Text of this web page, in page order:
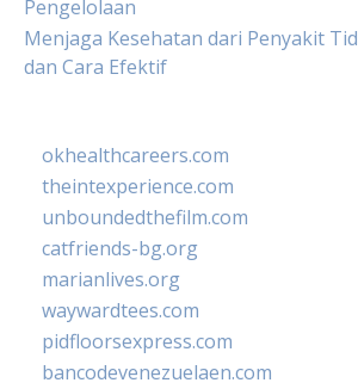
Pengelolaan
Menjaga Kesehatan dari Penyakit
dan Cara Efektif
okhealthcareers.com
theintexperience.com
unboundedthefilm.com
catfriends-bg.org
marianlives.org
waywardtees.com
pidfloorsexpress.com
bancodevenezuelaen.com